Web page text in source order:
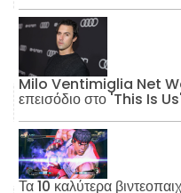
Milo Ventimiglia Net
επεισόδιο στο 'This Is Us'
Τα 10 καλύτερα